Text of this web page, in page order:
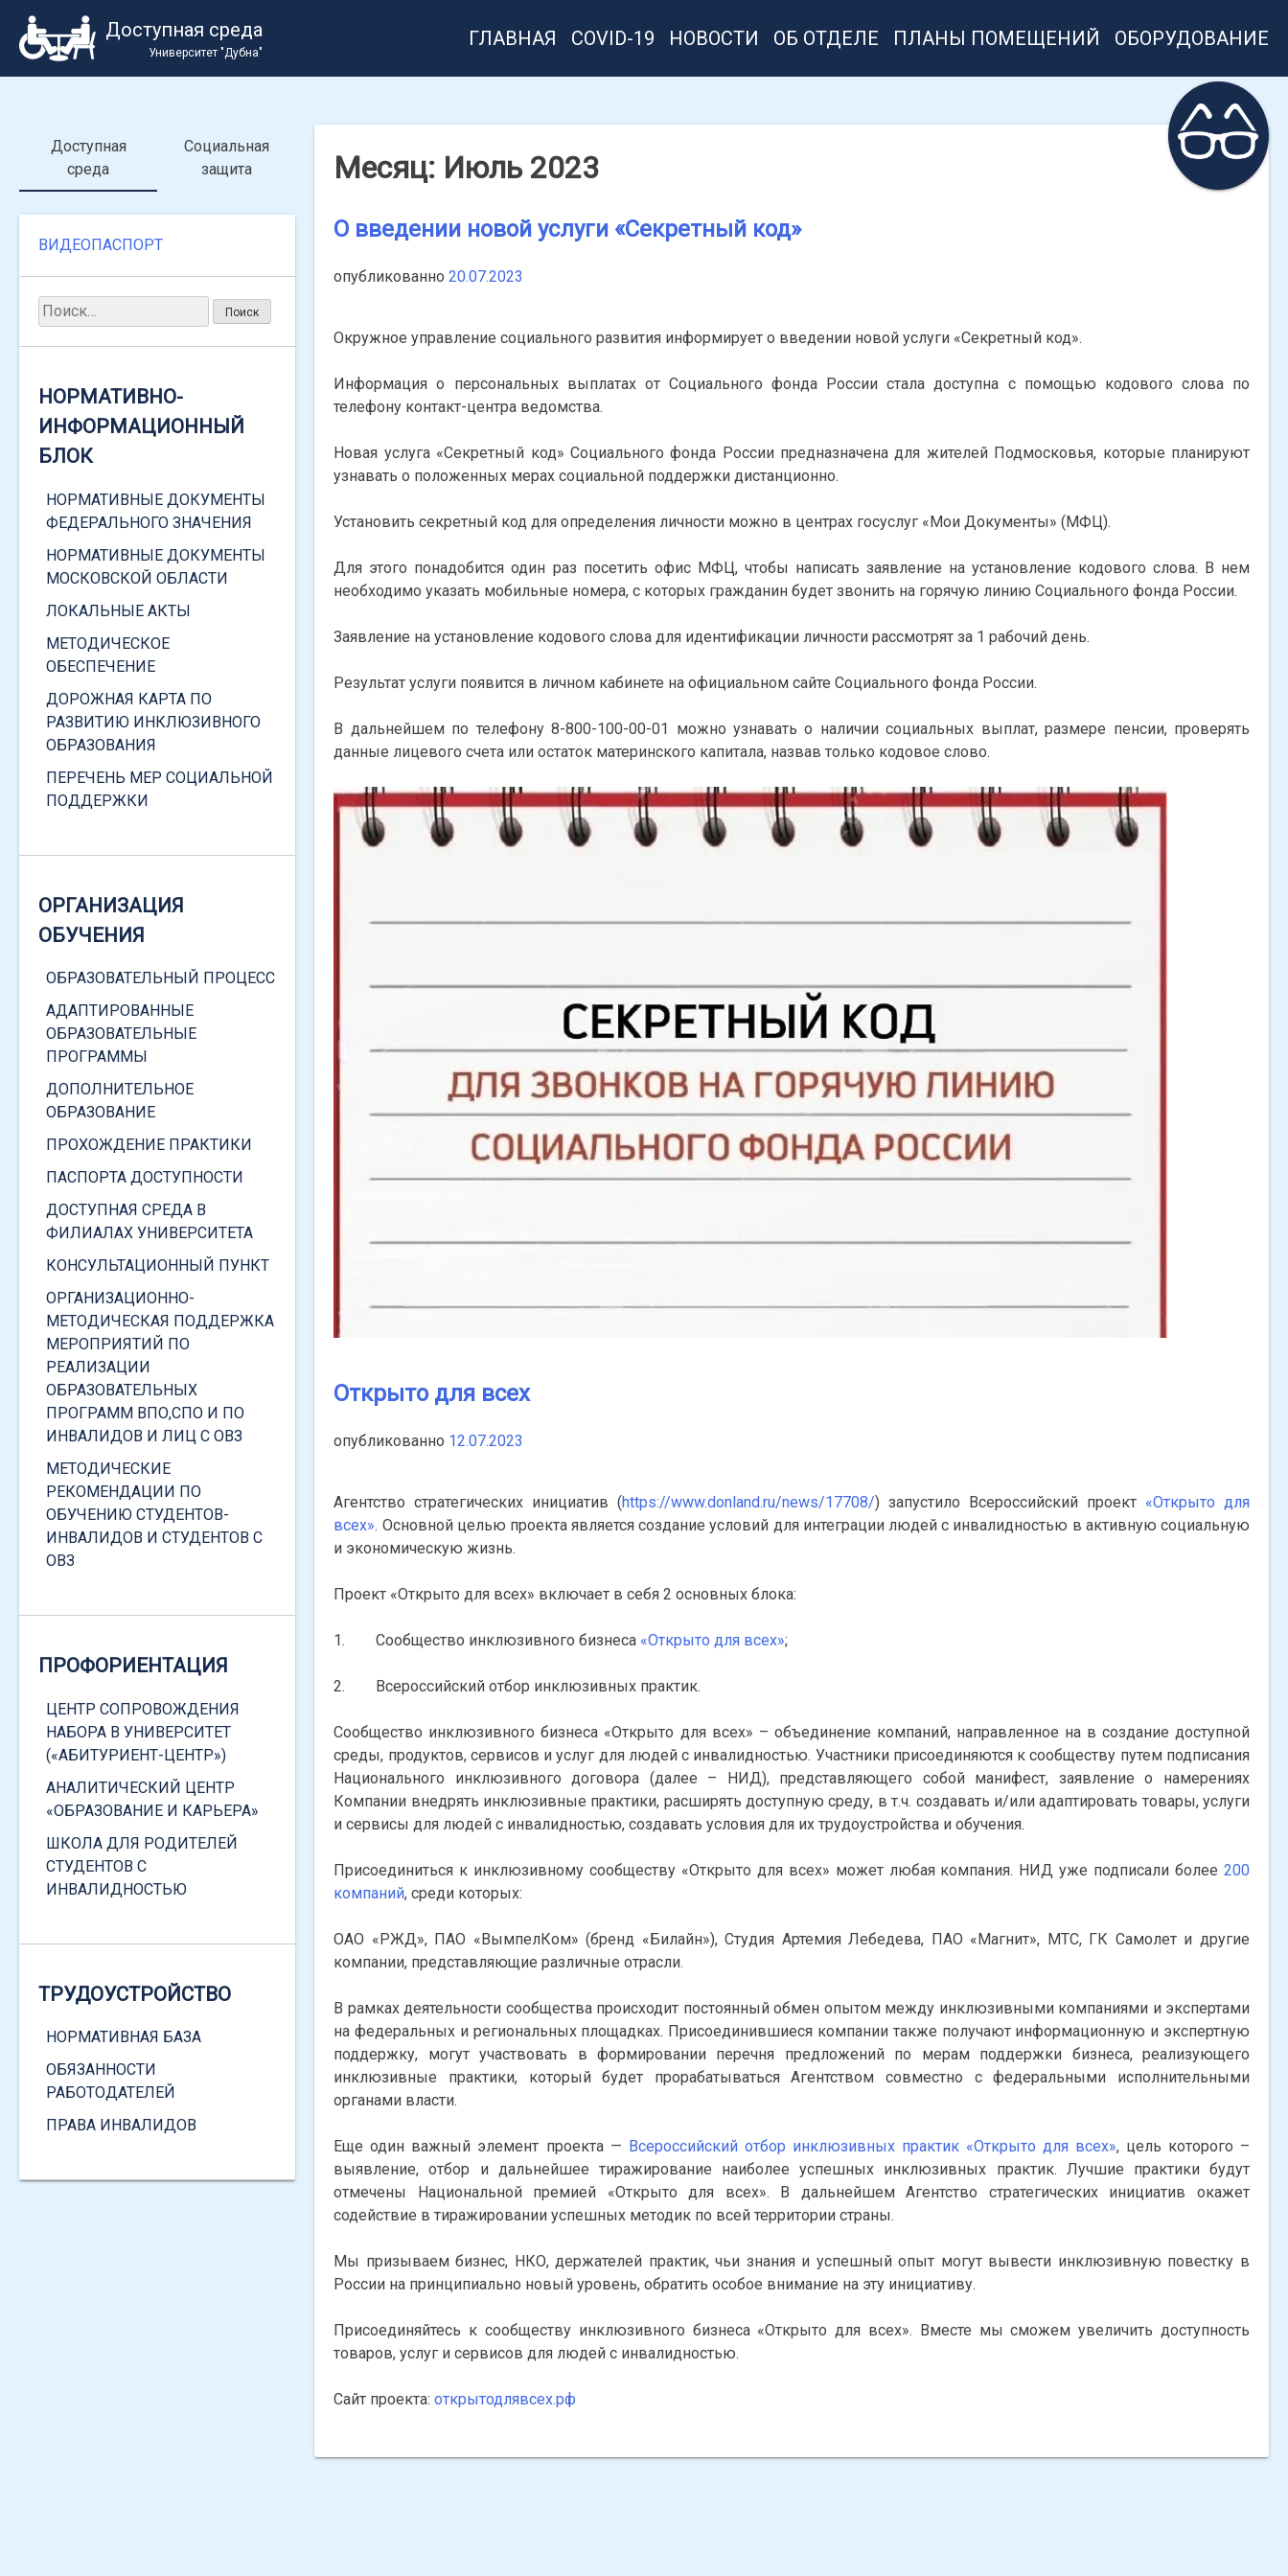
content
Доступная среда
Университет "Дубна"
ГЛАВНАЯ COVID-19 НОВОСТИ ОБ ОТДЕЛЕ ПЛАНЫ ПОМЕЩЕНИЙ ОБОРУДОВАНИЕ
Месяц: Июль 2023
О введении новой услуги «Секретный код»
опубликованно20.07.2023
Окружное управление социального развития информирует о введении новой услуги «Секретный код».
Информация о персональных выплатах от Социального фонда России стала доступна с помощью кодового слова по
телефону контакт-центра ведомства.
Новая услуга «Секретный код» Социального фонда России предназначена для жителей Подмосковья, которые планируют
узнавать о положенных мерах социальной поддержки дистанционно.
Установить секретный код для определения личности можно в центрах госуслуг «Мои Документы» (МФЦ).
Для этого понадобится один раз посетить офис МФЦ, чтобы написать заявление на установление кодового слова. В нем
необходимо указать мобильные номера, с которых гражданин будет звонить на горячую линию Социального фонда России.
Заявление на установление кодового слова для идентификации личности рассмотрят за 1 рабочий день.
Результат услуги появится в личном кабинете на официальном сайте Социального фонда России.
В дальнейшем по телефону 8-800-100-00-01 можно узнавать о наличии социальных выплат, размере пенсии, проверять
данные лицевого счета или остаток материнского капитала, назвав только кодовое слово.
Открыто для всех
опубликованно 12.07.2023
Агентство стратегических инициатив (https://www.donland.ru/news/17708/) запустило Всероссийский проект «Открыто для
всех». Основной целью проекта является создание условий для интеграции людей с инвалидностью в активную социальную
и экономическую жизнь.
Проект «Открыто для всех» включает в себя 2 основных блока:
1. Сообщество инклюзивного бизнеса «Открыто для всех»;
2. Всероссийский отбор инклюзивных практик.
Сообщество инклюзивного бизнеса «Открыто для всех» – объединение компаний, направленное на в создание доступной
среды, продуктов, сервисов и услуг для людей с инвалидностью. Участники присоединяются к сообществу путем подписания
Национального инклюзивного договора (далее – НИД), представляющего собой манифест, заявление о намерениях
Компании внедрять инклюзивные практики, расширять доступную среду, в т.ч. создавать и/или адаптировать товары, услуги
и сервисы для людей с инвалидностью, создавать условия для их трудоустройства и обучения.
Присоединиться к инклюзивному сообществу «Открыто для всех» может любая компания. НИД уже подписали более 200
компаний, среди которых:
ОАО «РЖД», ПАО «ВымпелКом» (бренд «Билайн»), Студия Артемия Лебедева, ПАО «Магнит», МТС, ГК Самолет и другие
компании, представляющие различные отрасли.
В рамках деятельности сообщества происходит постоянный обмен опытом между инклюзивными компаниями и экспертами
на федеральных и региональных площадках. Присоединившиеся компании также получают информационную и экспертную
поддержку, могут участвовать в формировании перечня предложений по мерам поддержки бизнеса, реализующего
инклюзивные практики, который будет прорабатываться Агентством совместно с федеральными исполнительными
органами власти.
Еще один важный элемент проекта — Всероссийский отбор инклюзивных практик «Открыто для всех», цель которого –
выявление, отбор и дальнейшее тиражирование наиболее успешных инклюзивных практик. Лучшие практики будут
отмечены Национальной премией «Открыто для всех». В дальнейшем Агентство стратегических инициатив окажет
содействие в тиражировании успешных методик по всей территории страны.
Мы призываем бизнес, НКО, держателей практик, чьи знания и успешный опыт могут вывести инклюзивную повестку в
России на принципиально новый уровень, обратить особое внимание на эту инициативу.
Присоединяйтесь к сообществу инклюзивного бизнеса «Открыто для всех». Вместе мы сможем увеличить доступность
товаров, услуг и сервисов для людей с инвалидностью.
Сайт проекта:открытодлявсех.рф
Доступная
среда
Социальная
защита
ВАЖНАЯ ИНФОРМАЦИЯ
ВЫПЛАТАМ
ВИДЕОГИД ПО САЙТУ ДЛЯ
ИНФОРМАЦИЯ ПО
СОЦИАЛЬНЫМ ВЫПЛАТАМ
ИНФОРМАЦИЯ ПО
НАЗНАЧЕНИЮ СОЦИАЛЬНОЙ
ВЕЛИЧИНЫ ПРОЖИТОЧНОГО
ПОЛУЧЕНИЕ СПРАВКИ О ТОМ,
ЧТО ВЫ ЯВЛЯЕТЕСЬ
СТУДЕНТОМ
ПОРЯДОК ПОЛУЧЕНИЯ
СПРАВКИ О ДОХОДАХ
ПРИКАЗ О СОЗДАНИИ
ЗАЩИТЕ СТУДЕНТОВ
ДЕТИ-СИРОТЫ
ИНВАЛИДЫ
ЧЕРНОБЫЛЬСКАЯ АЭС
ВЕТЕРАНЫ
ФОРМЫ СОЦИАЛЬНОЙ
ЗАЩИТЫ
СОЦИАЛЬНАЯ СТИПЕНДИЯ
ПОВЫШЕННАЯ СОЦИАЛЬНАЯ
СТИПЕНДИЯ
МАТЕРИАЛЬНАЯ ПОДДЕРЖКА
КОНТАКТЫ, ОБРАТНАЯ СВЯЗЬ
ДОКУМЕНТЫ
ФЕДЕРАЛЬНОЕ
ЗАКОНОДАТЕЛЬСТВО
ПОДДЕРЖКЕ МОЛОДЫХ
ЗАКОНОДАТЕЛЬСТВО
ЗАКОНОДАТЕЛЬСТВО
ЛОКАЛЬНЫЕ НОРМАТИВНЫЕ
ДОКУМЕНТЫ
ОБРАЩЕНИЕ
ВИДЕОПАСПОРТ
Найти:
НОРМАТИВНО-
ИНФОРМАЦИОННЫЙ
БЛОК
НОРМАТИВНЫЕ ДОКУМЕНТЫ
ФЕДЕРАЛЬНОГО ЗНАЧЕНИЯ
НОРМАТИВНЫЕ ДОКУМЕНТЫ
МОСКОВСКОЙ ОБЛАСТИ
ЛОКАЛЬНЫЕ АКТЫ
МЕТОДИЧЕСКОЕ
ОБЕСПЕЧЕНИЕ
ДОРОЖНАЯ КАРТА ПО
РАЗВИТИЮ ИНКЛЮЗИВНОГО
ОБРАЗОВАНИЯ
ПЕРЕЧЕНЬ МЕР СОЦИАЛЬНОЙ
ПОДДЕРЖКИ
ОРГАНИЗАЦИЯ
ОБУЧЕНИЯ
ОБРАЗОВАТЕЛЬНЫЙ ПРОЦЕСС
АДАПТИРОВАННЫЕ
ОБРАЗОВАТЕЛЬНЫЕ
ПРОГРАММЫ
ДОПОЛНИТЕЛЬНОЕ
ОБРАЗОВАНИЕ
ПРОХОЖДЕНИЕ ПРАКТИКИ
ПАСПОРТА ДОСТУПНОСТИ
ДОСТУПНАЯ СРЕДА В
ФИЛИАЛАХ УНИВЕРСИТЕТА
КОНСУЛЬТАЦИОННЫЙ ПУНКТ
ОРГАНИЗАЦИОННО-
МЕТОДИЧЕСКАЯ ПОДДЕРЖКА
МЕРОПРИЯТИЙ ПО
РЕАЛИЗАЦИИ
ОБРАЗОВАТЕЛЬНЫХ
ПРОГРАММ ВПО,СПО И ПО
ИНВАЛИДОВ И ЛИЦ С ОВЗ
МЕТОДИЧЕСКИЕ
РЕКОМЕНДАЦИИ ПО
ОБУЧЕНИЮ СТУДЕНТОВ-
ИНВАЛИДОВ И СТУДЕНТОВ С
ОВЗ
ПРОФОРИЕНТАЦИЯ
ЦЕНТР СОПРОВОЖДЕНИЯ
НАБОРА В УНИВЕРСИТЕТ
(«АБИТУРИЕНТ-ЦЕНТР»)
АНАЛИТИЧЕСКИЙ ЦЕНТР
«ОБРАЗОВАНИЕ И КАРЬЕРА»
ШКОЛА ДЛЯ РОДИТЕЛЕЙ
СТУДЕНТОВ С
ИНВАЛИДНОСТЬЮ
ТРУДОУСТРОЙСТВО
НОРМАТИВНАЯ БАЗА
ОБЯЗАННОСТИ
РАБОТОДАТЕЛЕЙ
ПРАВА ИНВАЛИДОВ